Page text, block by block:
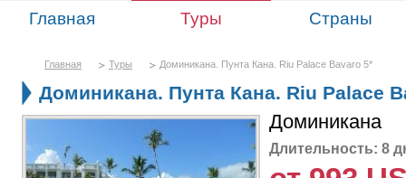
Главная Туры Страны
Главная Туры Доминикана. Пунта Кана. Riu Palace Bavaro 5*
Доминикана. Пунта Кана. Riu Palace
Доминикана
Длительность: 8